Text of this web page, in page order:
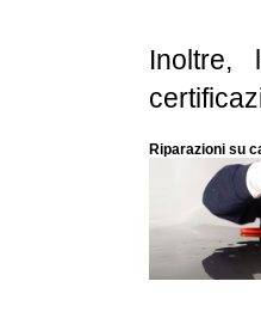
Inoltre,
Riparazioni su